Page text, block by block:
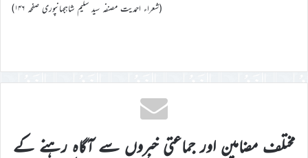
(شعراء احمدیت مصنفہ سید سلیم شاہجہانپوری صفحہ ۱۴۶)
مختلف مضامین اور جماعتی خبروں سے آگاہ رہنے کے